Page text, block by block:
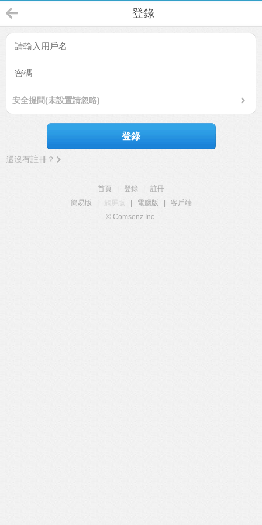
登錄
安全提問(未設置請忽略)
登錄
還沒有註冊？
首頁 登錄
註冊
簡易版
觸屏版 電腦版
客戶端
© Comsenz Inc.